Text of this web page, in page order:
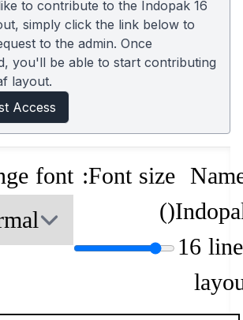
to contribute to the Indopak 16
simply click the link below to
to the admin. Once
you'll be able to start contributing
layout.
Access
16
Font size:
(
)
font